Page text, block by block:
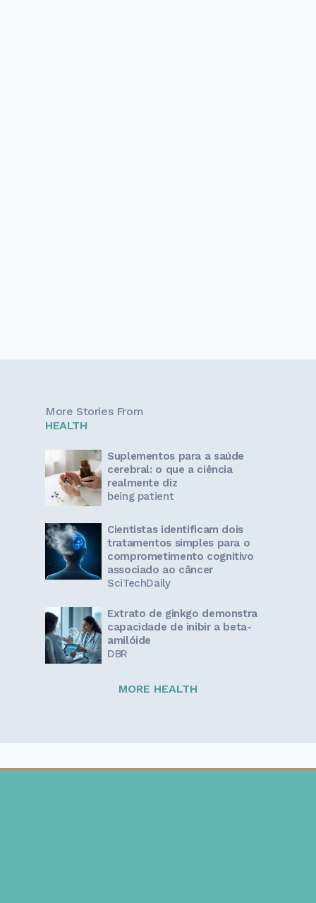
More Stories From
HEALTH
Suplementos para a saúde
cerebral: o que a ciência
realmente diz
being patient
Cientistas identificam dois
tratamentos simples para o
comprometimento cognitivo
associado ao câncer
SciTechDaily
Extrato de ginkgo demonstra
capacidade de inibir a beta-
amilóide
DBR
MORE HEALTH